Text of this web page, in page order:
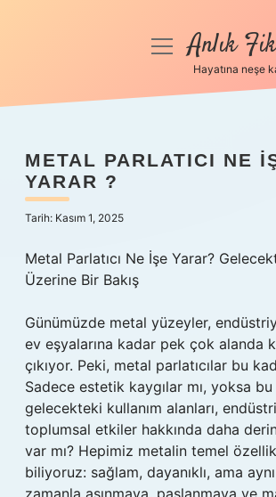
Anasayfa
Yasal Uyarı
Hakkımızda
menüyüAnlık
Hayatına neşe
METAL PARLATICI NE
YARAR ?
Tarih: Kasım 1, 2025
Metal Parlatıcı Ne İşe Yarar?
Üzerine Bir Bakış
Günümüzde metal yüzeyler,
ev eşyalarına kadar pek çok alanda
çıkıyor. Peki, metal parlatıcılar bu
Sadece estetik kaygılar mı, yoksa
gelecekteki kullanım alanları,
toplumsal etkiler hakkında daha
var mı? Hepimiz metalin temel
biliyoruz: sağlam, dayanıklı, ama
zamanla aşınmaya, paslanmaya ve